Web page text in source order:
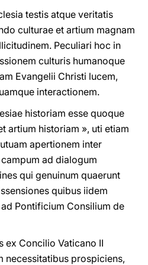
testis atque veritatis
culturae et artium magnam
Peculiari hoc in
culturis humanoque
Evangelii Christi lucem,
interactionem.
historiam esse quoque
artium historiam », uti etiam
apertionem inter
ad dialogum
qui genuinum quaerunt
quibus iidem
Pontificium Consilium de
ex Concilio Vaticano II
necessitatibus prospiciens,